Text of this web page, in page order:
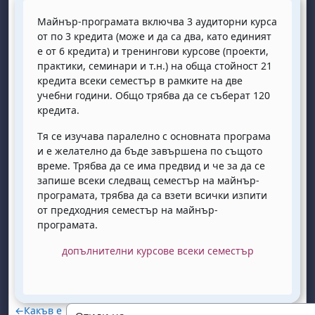
Майнър-програмата включва 3 аудиторни курса
от по 3 кредита (може и да са два, като единият
е от 6 кредита) и тренингови курсове (проекти,
практики, семинари и т.н.) на обща стойност 21
кредита всеки семестър в рамките на две
учебни години. Общо трябва да се съберат 120
кредита.
Тя се изучава паралелно с основната програма
и е желателно да бъде завършена по същото
време. Трябва да се има предвид и че за да се
запише всеки следващ семестър на майнър-
програмата, трябва да са взети всички изпити
от предходния семестър на майнър-
програмата.
допълнителни курсове всеки семестър
←Какъв е